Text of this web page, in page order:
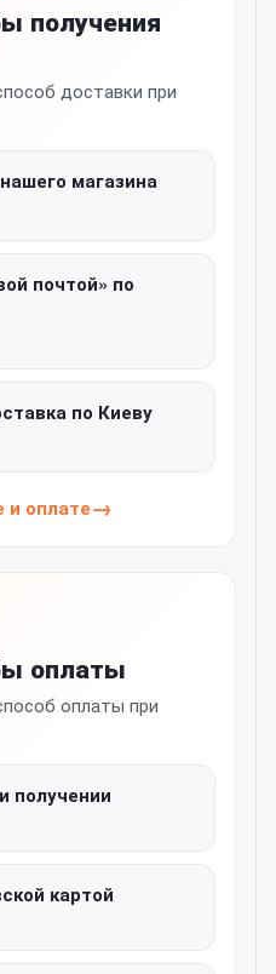
получения
доставки при
магазина
почтой» по
по Киеву
и оплате
оплаты
оплаты при
получении
картой